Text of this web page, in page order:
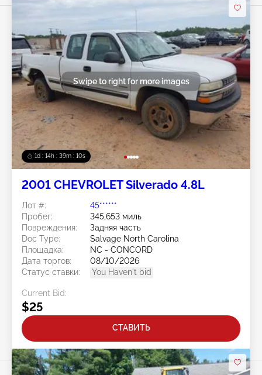
1d : 14h : 39m : 07s
Swipe to right for more images
2001 CHEVROLET Silverado 4.8L
Лот #:
45******
Пробег:
345,653 миль
Повреждения:
Задняя часть
Doc Type:
Salvage North Carolina
Площадка:
NC - CONCORD
Дата торгов:
08/10/2026
Статус ставки:
You Haven't bid
Current Bid:
$25
СТАВИТЬ